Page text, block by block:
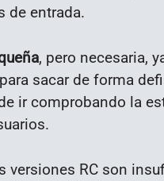
de entrada.
, pero necesaria,
sacar de forma
ir comprobando la
versiones RC son